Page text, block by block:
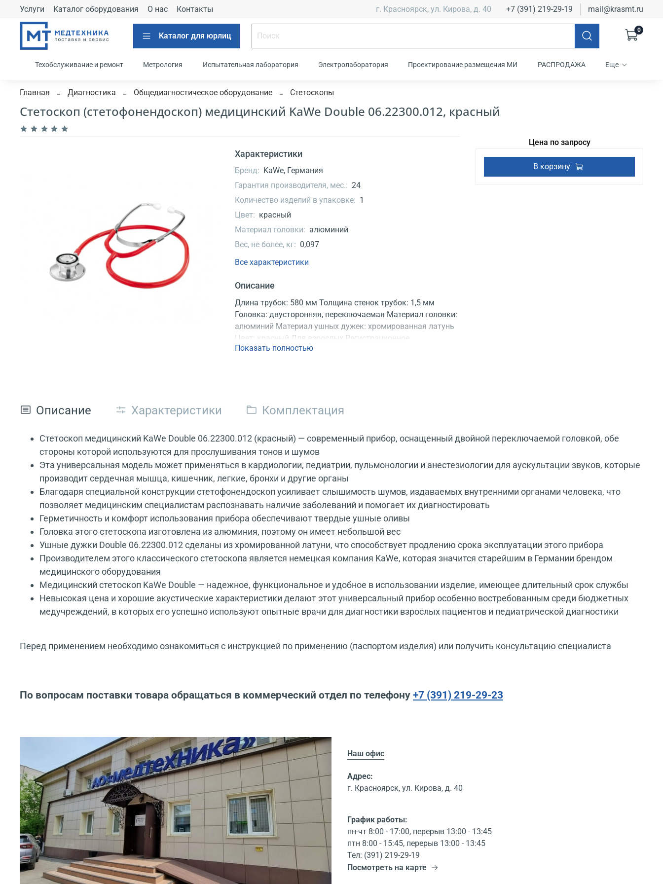
Услуги Каталог оборудования О нас Контакты г. Красноярск, ул. Кирова, д. 40 +7 (391) 219-29-19 mail@krasmt.ru
Каталог для юрлиц
0
Техобслуживание и ремонт Метрология Испытательная лаборатория Электролаборатория Проектирование размещения МИ РАСПРОДАЖА Еще
Главная Диагностика Общедиагностическое оборудование Стетоскопы
Стетоскоп (стетофонендоскоп) медицинский KaWe Double 06.22300.012, красный
Характеристики
Бренд: KaWe, Германия
Гарантия производителя, мес.: 24
Количество изделий в упаковке: 1
Цвет: красный
Материал головки: алюминий
Вес, не более, кг: 0,097
Все характеристики
Описание
Длина трубок: 580 мм Толщина стенок трубок: 1,5 мм
Головка: двусторонняя, переключаемая Материал головки:
алюминий Материал ушных дужек: хромированная латунь
Цвет: красный Для взрослых Регистрационное
удостоверение
Показать полностью
Цена по запросу
В корзину
Описание Характеристики Комплектация
Стетоскоп медицинский KaWe Double 06.22300.012 (красный) — современный прибор, оснащенный двойной переключаемой головкой, обе
стороны которой используются для прослушивания тонов и шумов
Эта универсальная модель может применяться в кардиологии, педиатрии, пульмонологии и анестезиологии для аускультации звуков, которые
производит сердечная мышца, кишечник, легкие, бронхи и другие органы
Благодаря специальной конструкции стетофонендоскоп усиливает слышимость шумов, издаваемых внутренними органами человека, что
позволяет медицинским специалистам распознавать наличие заболеваний и помогает их диагностировать
Герметичность и комфорт использования прибора обеспечивают твердые ушные оливы
Головка этого стетоскопа изготовлена из алюминия, поэтому он имеет небольшой вес
Ушные дужки Double 06.22300.012 сделаны из хромированной латуни, что способствует продлению срока эксплуатации этого прибора
Производителем этого классического стетоскопа является немецкая компания KaWe, которая значится старейшим в Германии брендом
медицинского оборудования
Медицинский стетоскоп KaWe Double — надежное, функциональное и удобное в использовании изделие, имеющее длительный срок службы
Невысокая цена и хорошие акустические характеристики делают этот универсальный прибор особенно востребованным среди бюджетных
медучреждений, в которых его успешно используют опытные врачи для диагностики взрослых пациентов и педиатрической диагностики
Перед применением необходимо ознакомиться с инструкцией по применению (паспортом изделия) или получить консультацию специалиста
По вопросам поставки товара обращаться в коммерческий отдел по телефону +7 (391) 219-29-23
Наш офис
Адрес:
г. Красноярск, ул. Кирова, д. 40
График работы:
пн-чт 8:00 - 17:00, перерыв 13:00 - 13:45
птн 8:00 - 15:45, перерыв 13:00 - 13:45
Тел: (391) 219-29-19
Посмотреть на карте